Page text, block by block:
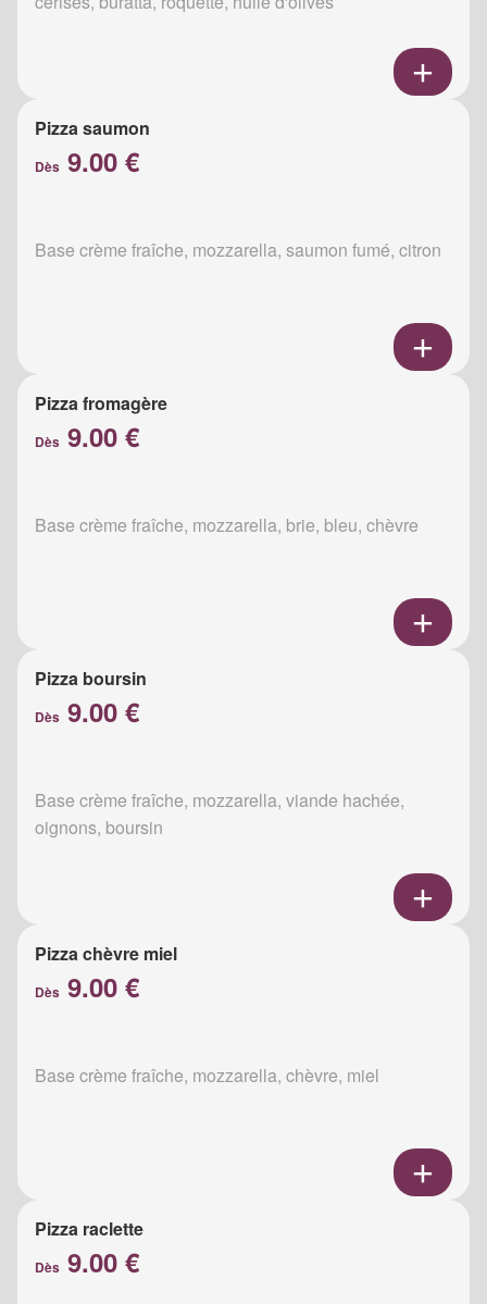
Pizza saumon
Dès 9.00 €
Base crème fraîche, mozzarella, saumon fumé, citron
Pizza fromagère
Dès 9.00 €
Base crème fraîche, mozzarella, brie, bleu, chèvre
Pizza boursin
Dès 9.00 €
Base crème fraîche, mozzarella, viande hachée,
oignons, boursin
Pizza chèvre miel
Dès 9.00 €
Base crème fraîche, mozzarella, chèvre, miel
Pizza raclette
Dès 9.00 €